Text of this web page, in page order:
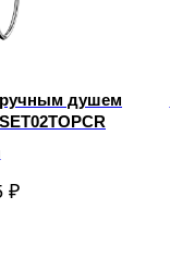
ручным душем
₽